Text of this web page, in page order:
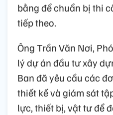
bằng để chuẩn bị thi
tiếp theo.
Ông Trần Văn Nơi,
lý dự án đầu tư xây
Ban đã yêu cầu các
thiết kế và giám sát
lực, thiết bị, vật tư để